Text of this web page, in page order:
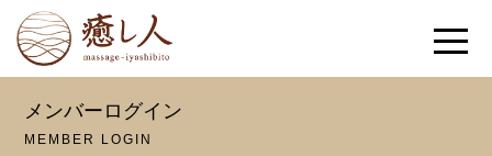
メンバーログイン
MEMBER LOGIN